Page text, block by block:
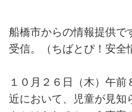
船橋市からの情報提供で
受信。（ちばとぴ！安全
１０月２６日（木）午
近において、児童が見知